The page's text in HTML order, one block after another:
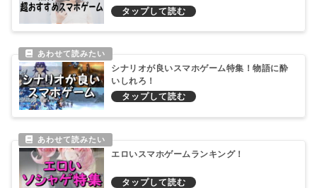
シナリオが良いスマホゲーム特集！物語に酔
いしれろ！
エロいスマホゲームランキング！